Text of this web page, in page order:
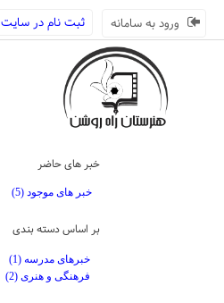
ورود به سامانه ثبت نام در سایت
خبر های حاضر
خبر های موجود (5)
بر اساس دسته بندی
خبرهای مدرسه (1)
فرهنگی و هنری (2)